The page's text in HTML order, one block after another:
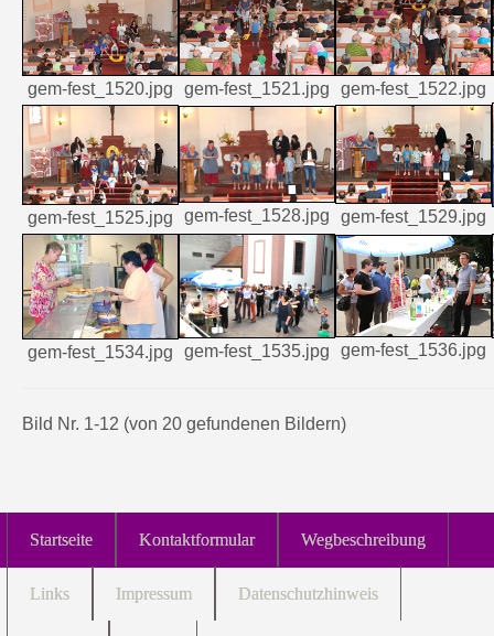
gem-fest_1520.jpg gem-fest_1521.jpg gem-fest_1522.jpg
gem-fest_1525.jpg gem-fest_1528.jpg gem-fest_1529.jpg
gem-fest_1534.jpg gem-fest_1535.jpg gem-fest_1536.jpg
Bild Nr. 1-12 (von 20 gefundenen Bildern)
Startseite Kontaktformular Wegbeschreibung
Links Impressum Datenschutzhinweis